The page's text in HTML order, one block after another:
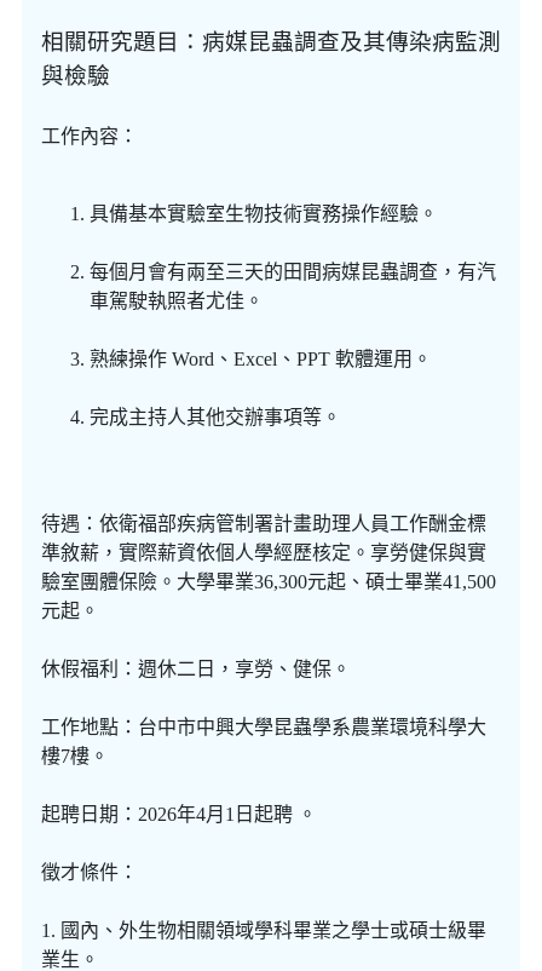
相關研究題目：病媒昆蟲調查及其傳染病監測
與檢驗
工作內容：
具備基本實驗室生物技術實務操作經驗。
每個月會有兩至三天的田間病媒昆蟲調查，有汽
車駕駛執照者尤佳。
熟練操作 Word、Excel、PPT 軟體運用。
完成主持人其他交辦事項等。
待遇：依衛福部疾病管制署計畫助理人員工作酬金標
準敘薪，實際薪資依個人學經歷核定。享勞健保與實
驗室團體保險。大學畢業36,300元起、碩士畢業41,500
元起。
休假福利：週休二日，享勞、健保。
工作地點：台中市中興大學昆蟲學系農業環境科學大
樓7樓。
起聘日期：2026年4月1日起聘 。
徵才條件：
1. 國內、外生物相關領域學科畢業之學士或碩士級畢
業生。